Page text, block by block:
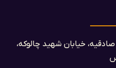
خیابان شهید چالوکه،